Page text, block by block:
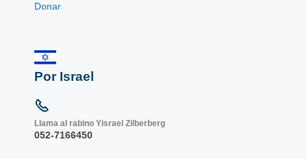
Donar
Por Israel
Llama al rabino Yisrael Zilberberg
052-7166450